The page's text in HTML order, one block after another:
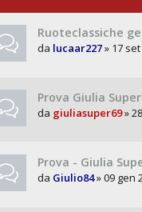
Ruoteclassiche
da lucaar227» 17
Prova Giulia
da giuliasuper69»
Prova - Giulia
da Giulio84» 09 gen